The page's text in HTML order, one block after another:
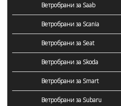
Ветробрани за Saab
Ветробрани за Scania
Ветробрани за Seat
Ветробрани за Skoda
Ветробрани за Smart
Ветробрани за Subaru